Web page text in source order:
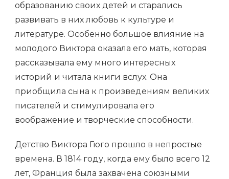
образованию своих детей и старались
развивать в них любовь к культуре и
литературе. Особенно большое влияние на
молодого Виктора оказала его мать, которая
рассказывала ему много интересных
историй и читала книги вслух. Она
приобщила сына к произведениям великих
писателей и стимулировала его
воображение и творческие способности.
Детство Виктора Гюго прошло в непростые
времена. В 1814 году, когда ему было всего 12
лет, Франция была захвачена союзными